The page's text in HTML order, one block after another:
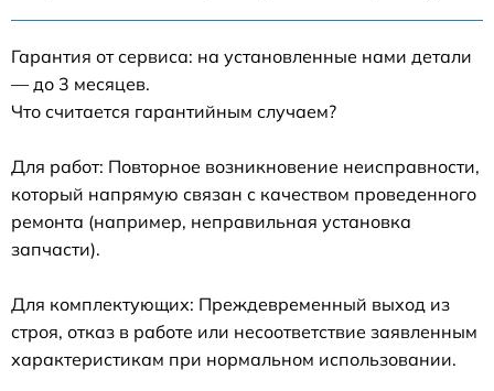
Гарантия от сервиса: на установленные нами детали
— до 3 месяцев.
Что считается гарантийным случаем?
Для работ: Повторное возникновение неисправности,
который напрямую связан с качеством проведенного
ремонта (например, неправильная установка
запчасти).
Для комплектующих: Преждевременный выход из
строя, отказ в работе или несоответствие заявленным
характеристикам при нормальном использовании.